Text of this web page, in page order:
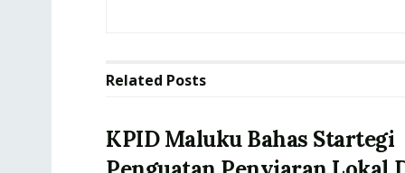
Related Posts
KPID Maluku Bahas Startegi